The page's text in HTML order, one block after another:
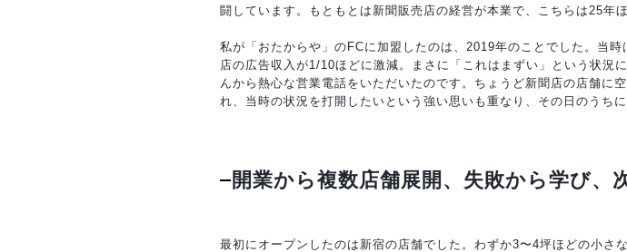
闘しています。もともとは新聞販売店の経営が本業で、こちらは25年
私が「おたからや」のFCに加盟したのは、2019年のことでした。当
店の広告収入が1/10ほどに激減。まさに「これはまずい」という状況
んから熱心な営業電話をいただいたのです。ちょうど新聞店の店舗に
れ、当時の状況を打開したいという強い思いも重なり、その日のうちに
開業から複数店舗展開、失敗から学び、
最初にオープンしたのは新宿の店舗でした。わずか3〜4坪ほどの小さ